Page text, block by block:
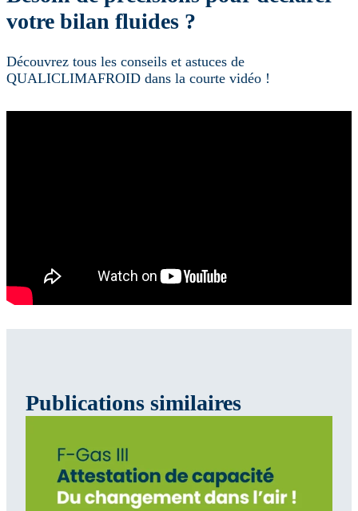
votre bilan fluides ?
Découvrez tous les conseils et astuces de
QUALICLIMAFROID dans la courte vidéo !
Publications similaires